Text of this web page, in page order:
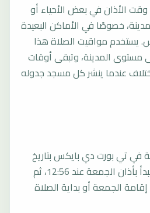
وقت الأذان في بعض الأحياء أو
خصوصًا في الأماكن البعيدة
يستخدم مواقيت الصلاة هذا
مستوى المدينة، وتبقى أوقات
عندما ينشر كل مسجد جدوله
في تي بورت دي بايكس بتاريخ
الجمعة، ١٤ أغسطس ٢٠٢٦ يبدأ بأذان الجمعة عند 12:56، ثم
عند 13:06، ثم إقامة الجمعة أو بداية الصلاة